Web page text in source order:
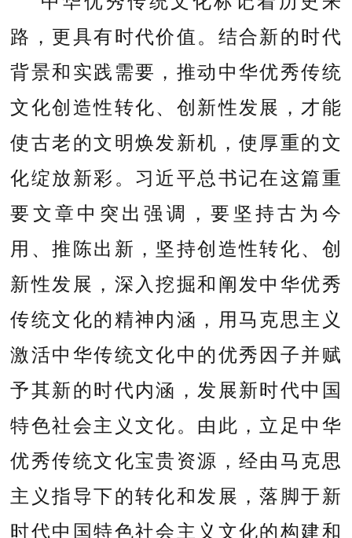
路，更具有时代价值。结合新的时代
背景和实践需要，推动中华优秀传统
文化创造性转化、创新性发展，才能
使古老的文明焕发新机，使厚重的文
化绽放新彩。习近平总书记在这篇重
要文章中突出强调，要坚持古为今
用、推陈出新，坚持创造性转化、创
新性发展，深入挖掘和阐发中华优秀
传统文化的精神内涵，用马克思主义
激活中华传统文化中的优秀因子并赋
予其新的时代内涵，发展新时代中国
特色社会主义文化。由此，立足中华
优秀传统文化宝贵资源，经由马克思
主义指导下的转化和发展，落脚于新
时代中国特色社会主义文化的构建和